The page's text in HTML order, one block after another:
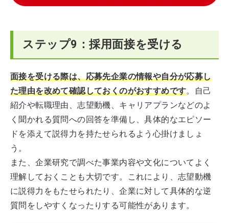
ステップ9：採用面接を受ける
面接を受ける際は、応募先企業の情報や自分が応募し
た理由を改めて確認しておくのがおすすめです。自己
紹介や転職理由、志望動機、キャリアプランなどのよ
く聞かれる質問への回答を準備し、具体的なエピソー
ドを添えて説得力を持たせられるよう心掛けましょ
う。
また、企業研究で調べた事業内容や文化についてよく
理解しておくことも大切です。これにより、志望動機
に説得力をもたせられたり、企業に対して具体的な逆
質問をしやすくなったりする可能性があります。